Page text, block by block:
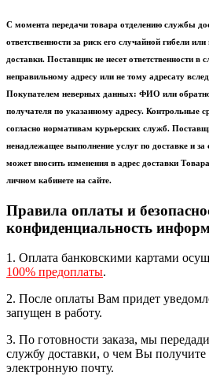
С момента передачи товара отделению службы
ответственности за риск его случайной гибели
доставки. Поставщик не несет ответственности в
неправильному адресу или не тому адресату
Покупателем неверных данных: ФИО или
получателя по указанному адресу. Контрольные
согласно нормативам курьерских служб.
ненадлежащее выполнение услуг по доставке и
может вносить изменения в адрес доставки
личном кабинете на сайте.
Правила оплаты и
конфиденциальность
1. Оплата банковскими картами
100% предоплаты.
2. После оплаты Вам придет
запущен в работу.
3. По готовности заказа, мы
службу доставки, о чем Вы
электронную почту.